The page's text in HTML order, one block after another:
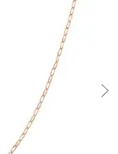
Canal４℃
ックレスチェーン